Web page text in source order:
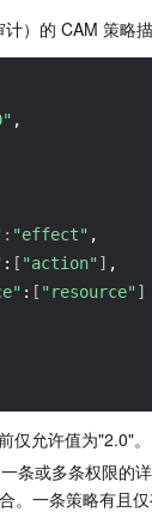
）的 CAM 策略
,
: "effect" ,
: [ "action" ] ,
: [ "resource" ]
仅允许值为"2.0"。
一条或多条权限的
。一条策略有且仅